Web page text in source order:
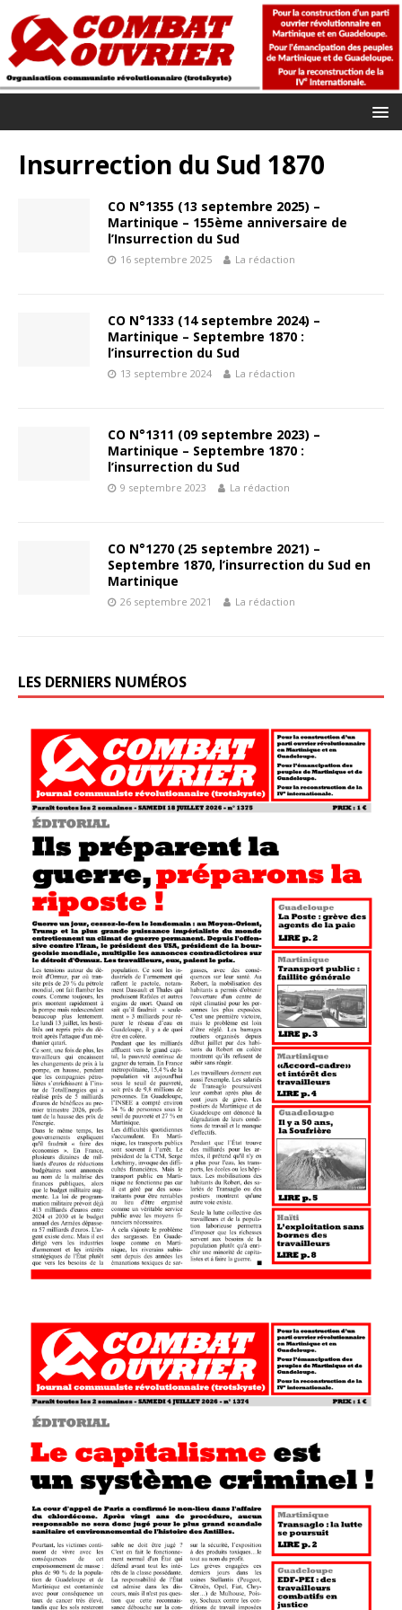
Insurrection du Sud 1870
CO N°1355 (13 septembre 2025) –
Martinique – 155ème anniversaire de
l’Insurrection du Sud
16 septembre 2025 La rédaction
CO N°1333 (14 septembre 2024) –
Martinique – Septembre 1870 :
l’insurrection du Sud
13 septembre 2024 La rédaction
CO N°1311 (09 septembre 2023) –
Martinique – Septembre 1870 :
l’insurrection du Sud
9 septembre 2023 La rédaction
CO N°1270 (25 septembre 2021) –
Septembre 1870, l’insurrection du Sud en
Martinique
26 septembre 2021 La rédaction
LES DERNIERS NUMÉROS